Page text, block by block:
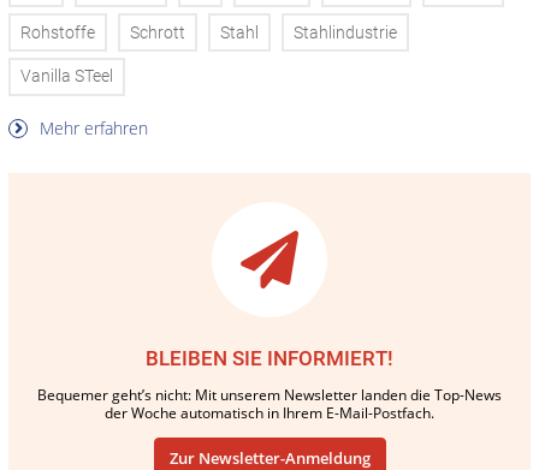
Rohstoffe Schrott Stahl Stahlindustrie
Vanilla STeel
Mehr erfahren
BLEIBEN SIE INFORMIERT!
Bequemer geht’s nicht: Mit unserem Newsletter landen die Top-News
der Woche automatisch in Ihrem E-Mail-Postfach.
Zur Newsletter-Anmeldung